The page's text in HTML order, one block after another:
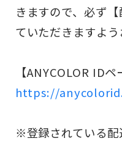
きますので、必ず
ていただきますよう
【ANYCOLOR IDペ
https://
※登録されている配